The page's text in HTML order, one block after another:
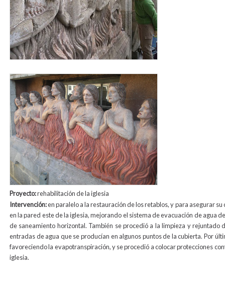
relieve_exterior_animas2.jpg
Proyecto:rehabilitación de la iglesia
Intervención:en paralelo a la restauración de los retablos, y para asegurar
en la pared este de la iglesia, mejorando el sistema de evacuación de agua
de saneamiento horizontal. También se procedió a la limpieza y
entradas de agua que se producían en algunos puntos de la cubierta. Por
favoreciendo la evapotranspiración, y se procedió a colocar protecciones
iglesia.